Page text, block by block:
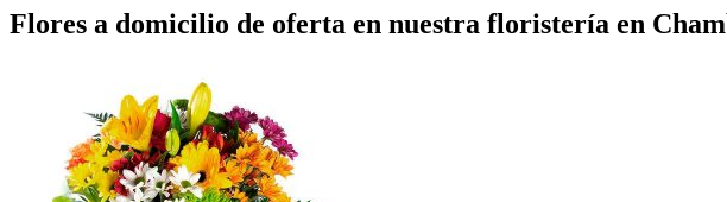
Flores a domicilio de oferta en nuestra floristería en